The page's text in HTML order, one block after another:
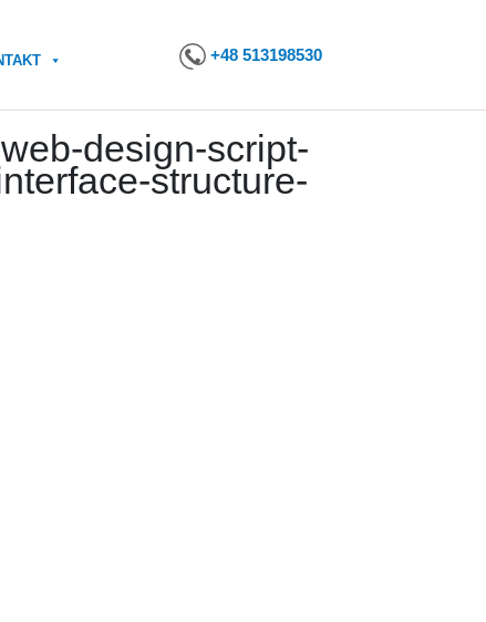
+48 513198530
design-script-
structure-